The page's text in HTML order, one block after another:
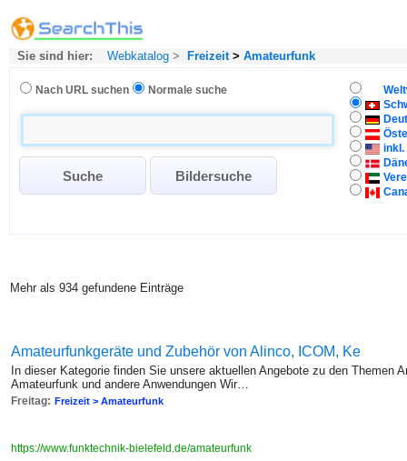
Sie sind hier: Webkatalog > Freizeit> Amateurfunk
Nach URL suchen Normale suche
inkl.
Mehr als 934 gefundene Einträge
Amateurfunkgeräte und Zubehör von Alinco, ICOM, Ke
In dieser Kategorie finden Sie unsere aktuellen Angebote zu den Themen
Amateurfunk und andere Anwendungen Wir…
Freitag: Freizeit > Amateurfunk
https://www.funktechnik-bielefeld.de/amateurfunk